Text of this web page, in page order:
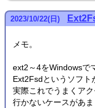
2023/10/22(日)
メモ。
ext2～4をWindowsで
Ext2Fsdというソフト
実際これでうまくア
行かないケースがあ